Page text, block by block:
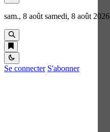
sam., 8 août samedi, 8 août 2026
Se connecter S'abonner